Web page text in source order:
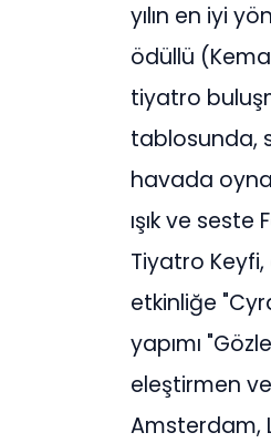
yılın en iyi
ödüllü
tiyatro
tablosunda,
havada
ışık ve
Tiyatro
etkinliğe
yapımı
eleştirmen
Amsterdam,